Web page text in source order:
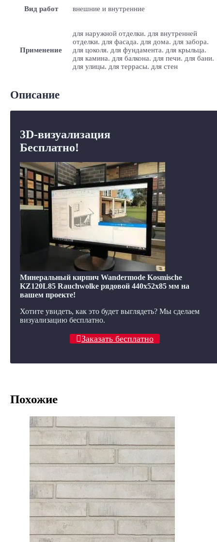
Вид работ внешние и внутренние
Применение
для наружной отделки. для внутренней
отделки. для фасада. для дома. для забора.
для цоколя. для фундамента. для крыльца.
для камина. для балкона. для печи. для бани.
для улицы. для террасы. для стен
Описание
3D-визуализация
Бесплатно!
Минеральный кирпич Wandermode Kosmische
KZ120L85 Rauchwolke рядовой 440x52x85 мм на
вашем проекте!
Хотите увидеть, как это будет выглядеть? Мы сделаем
визуализацию бесплатно.
Заказать бесплатно
Похожие